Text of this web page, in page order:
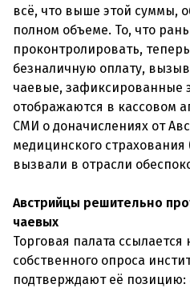
всё, что выше этой суммы,
полном объеме. То, что
проконтролировать,
безналичную оплату,
чаевые, зафиксированные
отображаются в кассовом
СМИ о доначислениях от
медицинского страхования
вызвали в отрасли
Австрийцы решительно
чаевых
Торговая палата ссылается
собственного опроса
подтверждают её позицию: